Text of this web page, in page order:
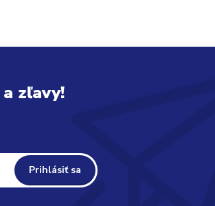
zľavy!
Prihlásiť sa